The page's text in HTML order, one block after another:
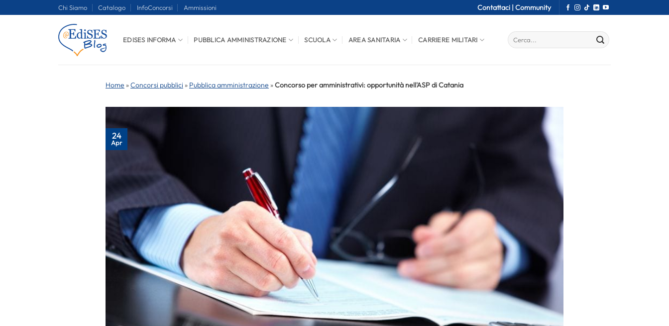
Chi Siamo Catalogo InfoConcorsi Ammissioni Contattaci | Community
EDISES INFORMA PUBBLICA AMMINISTRAZIONE SCUOLA AREA SANITARIA CARRIERE MILITARI
Home »Concorsi pubblici » Pubblica amministrazione »Concorso per amministrativi: opportunità nell'ASP di Catania
24
Apr